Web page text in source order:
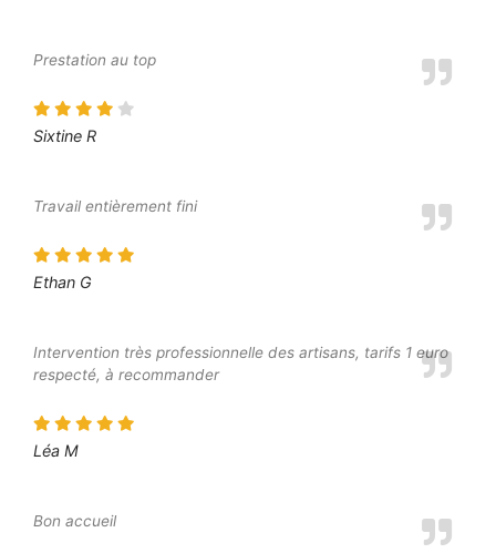
Prestation au top
Sixtine R
Travail entièrement fini
Ethan G
Intervention très professionnelle des artisans, tarifs 1 euro
respecté, à recommander
Léa M
Bon accueil